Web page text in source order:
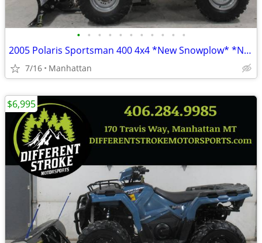
• • • • • • • • • • •
2005 Polaris Sportsman 400 4x4 *New Snowplow* *New Tires*
7/16 Manhattan
$6,995